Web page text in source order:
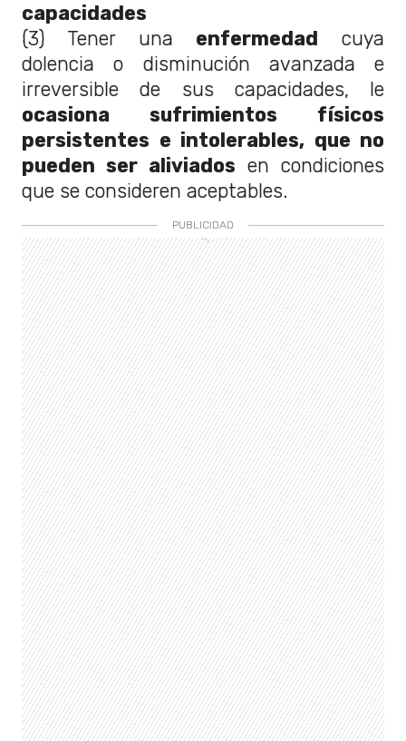
capacidades
(3) Tener una enfermedad cuya
dolencia o disminución avanzada e
irreversible de sus capacidades, le
ocasiona sufrimientos físicos
persistentes e intolerables, que no
pueden ser aliviados en condiciones
que se consideren aceptables.